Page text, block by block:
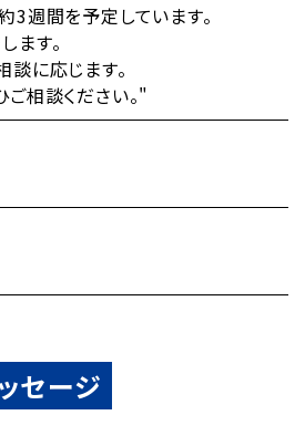
3週間を予定しています。
ます。
に応じます。
相談ください。"
セージ